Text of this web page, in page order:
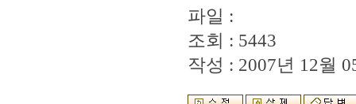
파일 :
조회 : 5443
작성 : 2007년 12월